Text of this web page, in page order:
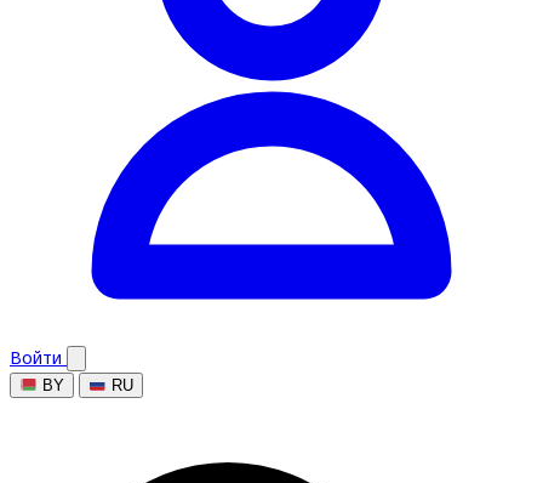
Войти
BY RU